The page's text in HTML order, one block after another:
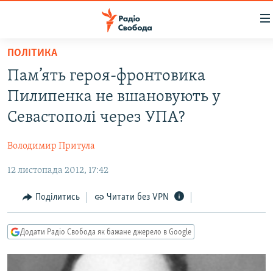
Перейти
основного
матеріалу
Перейти
до
основної
Перейти
пошуку
РАДІО СВОБОДА – 70 РОКІВ
СТАТТІ
ЕКОНОМІКА
СУСПІЛЬСТВО
КУЛЬТУРА
УКРАЇНА
РОСІЙСЬКА «ФІЛЬТРАЦІЯ»
ДОНБАС.РЕАЛІЇ
КРИМ.РЕАЛІЇ
СХЕМИ
КИТАЙ.ВИКЛИКИ
ПОЛІТИКА
Пам’ять героя-фронтовика
Пилипенка не вшановують у
Севастополі через УПА?
Володимир Притула
12 листопада 2012, 17:42
Поділитись Читати без VPN
Додати Радіо Свобода як бажане джерело в Google